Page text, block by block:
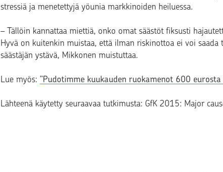
stressiä ja menetettyjä yöunia markkinoiden heiluessa.
– Tällöin kannattaa miettiä, onko omat säästöt fiksusti
Hyvä on kuitenkin muistaa, että ilman riskinottoa ei voi saada
säästäjän ystävä, Mikkonen muistuttaa.
Lue myös: ”Pudotimme kuukauden ruokamenot 600
Lähteenä käytetty seuraavaa tutkimusta: GfK 2015: Major